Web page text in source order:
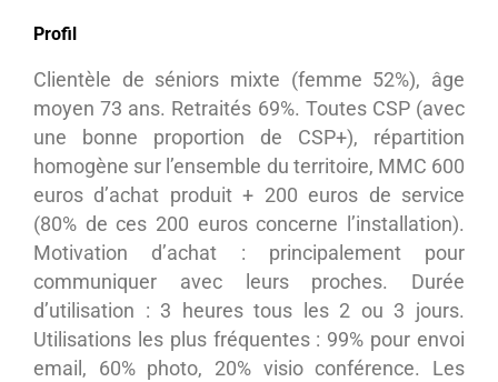
Profil
Clientèle de séniors mixte (femme 52%), âge
moyen 73 ans. Retraités 69%. Toutes CSP (avec
une bonne proportion de CSP+), répartition
homogène sur l’ensemble du territoire, MMC 600
euros d’achat produit + 200 euros de service
(80% de ces 200 euros concerne l’installation).
Motivation d’achat : principalement pour
communiquer avec leurs proches. Durée
d’utilisation : 3 heures tous les 2 ou 3 jours.
Utilisations les plus fréquentes : 99% pour envoi
email, 60% photo, 20% visio conférence. Les